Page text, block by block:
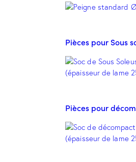
Pièces pour Sous
Pièces pour